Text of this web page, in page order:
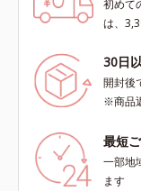
初めて
は、
30日
開封後
※商品
最短
一部地
ます